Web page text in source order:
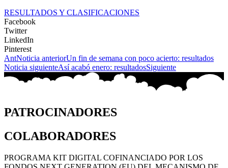
RESULTADOS Y CLASIFICACIONES
Facebook
Twitter
LinkedIn
Pinterest
AntNoticia anteriorUn fin de semana con poco acierto: resultados
Noticia siguienteAsí acabó enero: resultadosSiguiente
PATROCINADORES
COLABORADORES
PROGRAMA KIT DIGITAL COFINANCIADO POR LOS